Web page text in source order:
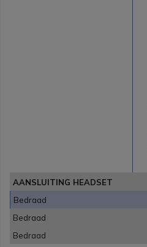
AANSLUITING HEADSET
Bedraad
Bedraad
Bedraad